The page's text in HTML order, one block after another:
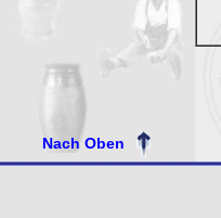
Nach Oben